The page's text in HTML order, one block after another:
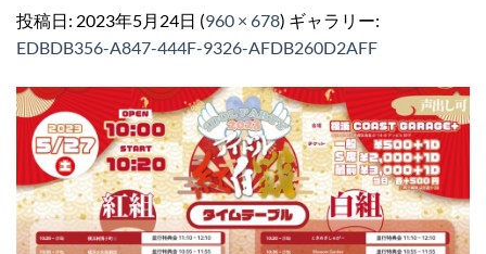
投稿日: 2023年5月24日 (960 × 678) ギャラリー:
EDBDB356-A847-444F-9326-AFDB260D2AFF